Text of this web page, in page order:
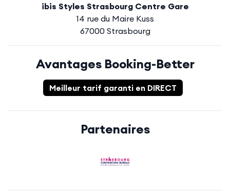
ibis Styles Strasbourg Centre Gare
14 rue du Maire Kuss
67000 Strasbourg
Avantages Booking-Better
Meilleur tarif garanti en DIRECT
Partenaires